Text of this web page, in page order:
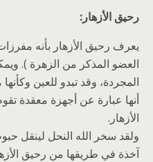
رحيق الأزهار:
يعرف رحيق الأزهار بأنه
العضو المذكر من الزهرة ).
المجردة، وقد تبدو للعين
أنها عبارة عن أجهزة معقدة
الأزهار.
ولقد سخر الله النحل لينقل
آخذة في طريقها من رحيق